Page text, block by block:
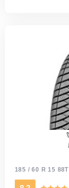
185 / 60 R 15 88T